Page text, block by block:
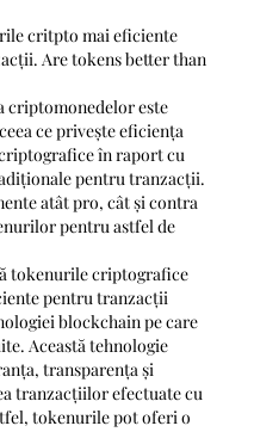
critpto mai eficiente
Are tokens better than
criptomonedelor este
ce privește eficiența
în raport cu
pentru tranzacții.
atât pro, cât și contra
pentru astfel de
tokenurile criptografice
pentru tranzacții
blockchain pe care
Această tehnologie
transparența și
tranzacțiilor efectuate cu
tokenurile pot oferi o